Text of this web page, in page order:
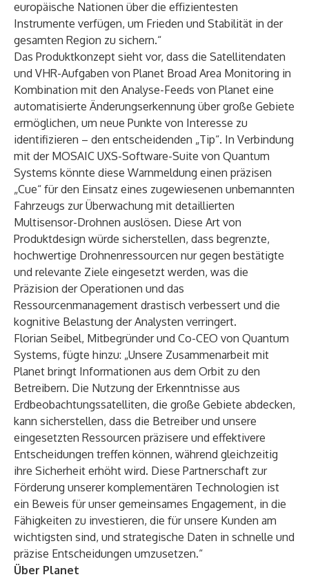
europäische Nationen über die effizientesten
Instrumente verfügen, um Frieden und Stabilität in der
gesamten Region zu sichern.“
Das Produktkonzept sieht vor, dass die Satellitendaten
und VHR-Aufgaben von Planet Broad Area Monitoring in
Kombination mit den Analyse-Feeds von Planet eine
automatisierte Änderungserkennung über große Gebiete
ermöglichen, um neue Punkte von Interesse zu
identifizieren – den entscheidenden „Tip“. In Verbindung
mit der MOSAIC UXS-Software-Suite von Quantum
Systems könnte diese Warnmeldung einen präzisen
„Cue“ für den Einsatz eines zugewiesenen unbemannten
Fahrzeugs zur Überwachung mit detaillierten
Multisensor-Drohnen auslösen. Diese Art von
Produktdesign würde sicherstellen, dass begrenzte,
hochwertige Drohnenressourcen nur gegen bestätigte
und relevante Ziele eingesetzt werden, was die
Präzision der Operationen und das
Ressourcenmanagement drastisch verbessert und die
kognitive Belastung der Analysten verringert.
Florian Seibel, Mitbegründer und Co-CEO von Quantum
Systems, fügte hinzu: „Unsere Zusammenarbeit mit
Planet bringt Informationen aus dem Orbit zu den
Betreibern. Die Nutzung der Erkenntnisse aus
Erdbeobachtungssatelliten, die große Gebiete abdecken,
kann sicherstellen, dass die Betreiber und unsere
eingesetzten Ressourcen präzisere und effektivere
Entscheidungen treffen können, während gleichzeitig
ihre Sicherheit erhöht wird. Diese Partnerschaft zur
Förderung unserer komplementären Technologien ist
ein Beweis für unser gemeinsames Engagement, in die
Fähigkeiten zu investieren, die für unsere Kunden am
wichtigsten sind, und strategische Daten in schnelle und
präzise Entscheidungen umzusetzen.“
Über Planet